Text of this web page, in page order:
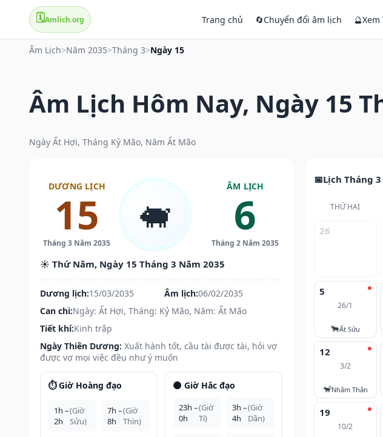
🗓️Amlich.org Trang chủ 🔄Chuyển đổi âm lịch 🔮Xem
Âm Lịch>Năm 2035>Tháng 3>Ngày 15
Âm Lịch Hôm Nay, Ngày 15
Ngày Ất Hợi, Tháng Kỷ Mão, Năm Ất Mão
DƯƠNG LỊCH
15
Tháng 3 Năm 2035
🐖
ÂM LỊCH
6
Tháng 2 Năm 2035
☀️ Thứ Năm, Ngày 15 Tháng 3 Năm 2035
Dương lịch:15/03/2035 Âm lịch:06/02/2035
Can chi:Ngày: Ất Hợi, Tháng: Kỷ Mão, Năm: Ất Mão
Tiết khí:Kinh trập
Ngày Thiên Dương: Xuất hành tốt, cầu tài được tài, hỏi vợ
được vợ mọi việc đều như ý muốn
⏱️ Giờ Hoàng đạo
1h –
2h
(Giờ
Sửu)
7h –
8h
(Giờ
Thìn)
🌑 Giờ Hắc đạo
23h –
0h
(Giờ
Tí)
3h –
4h
(Giờ
Dần)
Lịch Tháng
THỨ HAI
26
5
26/1
🐂Ất Sửu
12
3/2
🐒Nhâm Thân
19
10/2